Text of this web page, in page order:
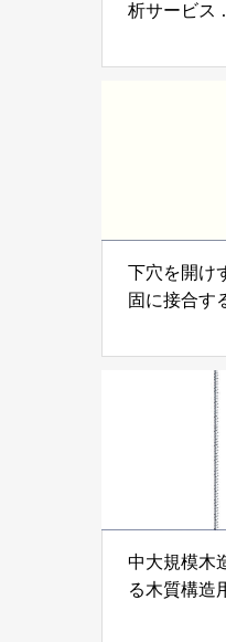
析サービス
株式会社べ
下穴を開け
固に接合す
株式会社
中大規模木
る木質構造